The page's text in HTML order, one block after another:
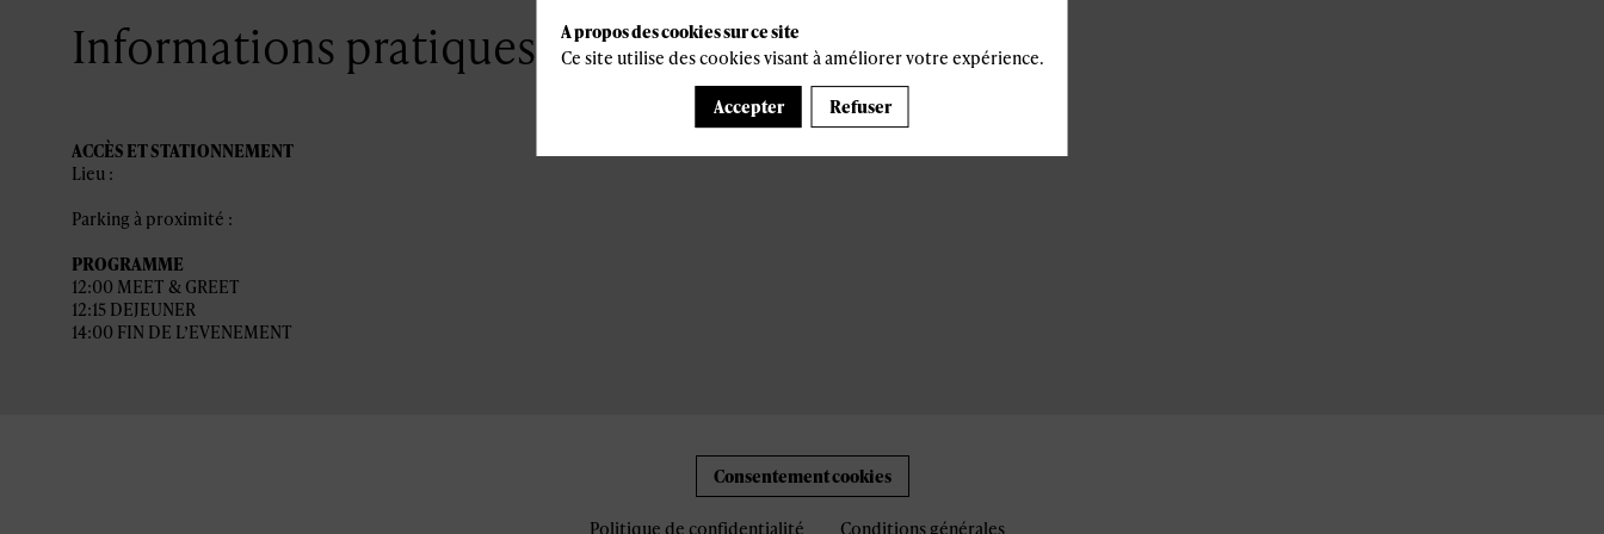
Informations pratiques
ACCÈS ET STATIONNEMENT
Lieu :
Parking à proximité :
PROGRAMME
12:00 MEET & GREET
12:15 DEJEUNER
14:00 FIN DE L’EVENEMENT
Consentement cookies
Politique de confidentialité Conditions générales
A propos des cookies sur ce site
Ce site utilise des cookies visant à améliorer votre expérience.
Accepter Refuser